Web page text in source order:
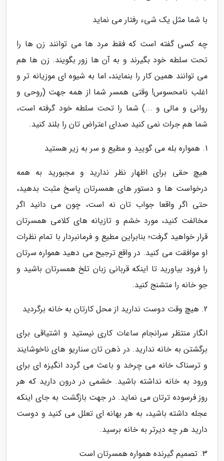
با شما مثل یک شیء رفتار می نماید
چه کسی گفته است که فقط مرد ها می توانند زن ها را
تحت سلطه خود بگیرند و به آن ها زور بگویند. زن ها هم
می توانند همین کار را بنمایند، اما به شیوه ای موزیانه تر و
اغلب نامحسوس! وقتی همسر شما از همه جهت (روحی و
روانی و مالی و ...) شما را تحت سلطه خود گرفته است،
شما هم جرات نمی کنید صدای اعتراض تان را بلند کنید.
1. همواره بله می گویید و مطیع و سر به زیر هستید
هیچ حقی برای اظهار نظر ندارید و مجبورید به همه
درخواست ها و دستور های همسرتان پاسخ مثبت بدهید،
حتی اگر واقعا جواب تان نه است، چون می دانید اگر
مخالفت کنید، مورد خشم و تازیانه های کلامی همسرتان
قرار خواهید گرفت؛ بنابراین مطیع و فرمانبردار با تمام نظرات
او موافقت می کنید. در واقع ترجیح می دهید همواره سرتان
را فرود بیاورید تا اینکه قربانی زبان تلخ همسرتان باشید و
جو خانه را متشنج کنید.
2. هیچ وقت دوست ندارید از محل کارتان به خانه برگردید
انگار منتظر سرانجام ساعات کاری نیستید و اشتیاقی برای
برگشتن به خانه ندارید. در ذهن تان سناریو های ناخوشایند
و ترسناک خانه می چرخد و باعث می گردد انگیزه ای برای
ورود به خانه نداشته باشید. خشمی در درون دارید که هر
روز فرسوده ترتان می نماید. در جهت بازگشت به جای اینکه
عجله داشته باشید، به هر بهانه ای تعلل می کنید و دوست
دارید هر چه دیرتر به خانه برسید.
3. تصمیم گیرنده همواره همسرتان است